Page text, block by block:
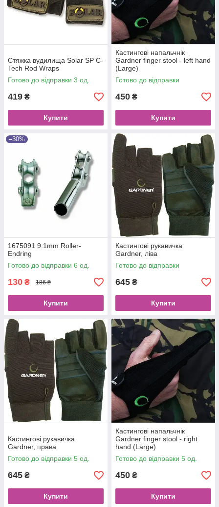
Стяжка вудилища Solar SP C-
Tech Rod Wraps
Готово до відправки 3 од.
419 ₴
Купити
Кастингові напальчнік
Gardner finger stool - left hand
(Large)
Готово до відправки
450 ₴
Купити
–30%
1675091 9.1mm Roller-
Endring
Готово до відправки 6 од.
130 ₴ 186 ₴
Купити
Кастингові рукавичка
Gardner, ліва
Готово до відправки
645 ₴
Купити
Кастингові рукавичка
Gardner, права
Готово до відправки 5 од.
645 ₴
Купити
Кастингові напальчнік
Gardner finger stool - right
hand (Large)
Готово до відправки 5 од.
450 ₴
Купити